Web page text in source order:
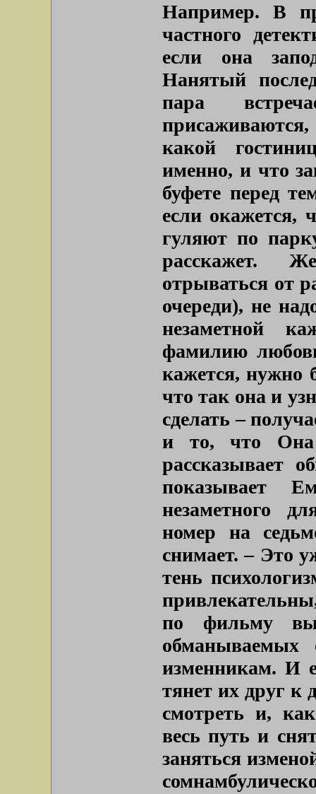
Например. В
частного
если она
Нанятый
пара
какой
именно, и что
буфете перед
если окажется,
гуляют по
расскажет.
отрываться от
очереди), не
незаметной
фамилию
кажется, нужно
что так она и
сделать –
и то, что Она
рассказывает
показывает
незаметного
номер на
снимает. – Это
тень
по фильму
обманываемых
изменникам. И
тянет их друг к
смотреть и,
весь путь и
заняться